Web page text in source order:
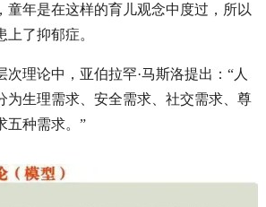
童年是在这样的育儿观念中度过，所以
了抑郁症。
理论中，亚伯拉罕·马斯洛提出：“人
为生理需求、安全需求、社交需求、尊
五种需求。”